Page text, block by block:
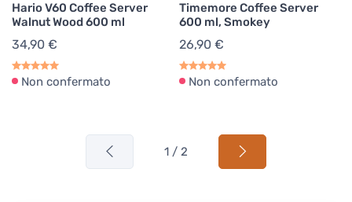
Hario V60 Coffee Server
Walnut Wood 600 ml
34,90 €
Non confermato
Timemore Coffee Server
600 ml, Smokey
26,90 €
Non confermato
1 / 2